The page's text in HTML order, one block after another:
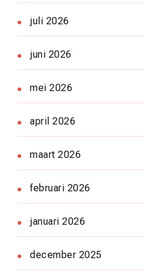
juli 2026
juni 2026
mei 2026
april 2026
maart 2026
februari 2026
januari 2026
december 2025